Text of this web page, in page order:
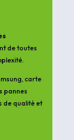
de toutes
carte
pannes
de qualité et